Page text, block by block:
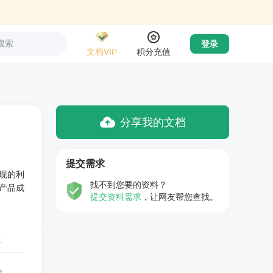
索
文档VIP
积分充值
登录
的利
品成
分享我的文档
提交需求
找不到您要的资料？
提交资料需求 ，让网友帮您查找。